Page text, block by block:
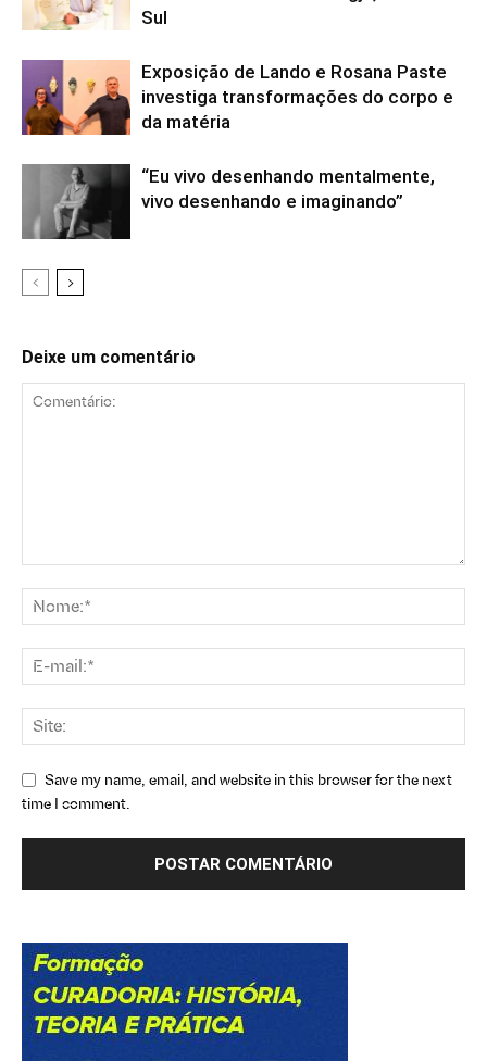
Sul
Exposição de Lando e Rosana Paste
investiga transformações do corpo e
da matéria
“Eu vivo desenhando mentalmente,
vivo desenhando e imaginando”
Deixe um comentário
Save my name, email, and website in this browser for the next
time I comment.